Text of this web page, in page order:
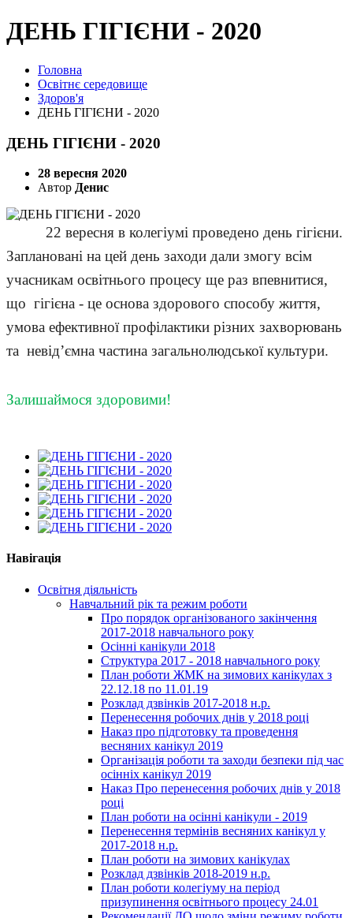
ДЕНЬ ГІГІЄНИ - 2020
Головна
Освітнє середовище
Здоров'я
ДЕНЬ ГІГІЄНИ - 2020
ДЕНЬ ГІГІЄНИ - 2020
28 вересня 2020
Автор Денис
22 вересня в колегіумі проведено день гігієни.
Заплановані на цей день заходи дали змогу всім
учасникам освітнього процесу ще раз впевнитися,
що гігієна - це основа здорового способу життя,
умова ефективної профілактики різних захворювань
та невід’ємна частина загальнолюдської культури.
Залишаймося здоровими!
Навігація
Освітня діяльність
Навчальний рік та режим роботи
Про порядок організованого закінчення
2017-2018 навчального року
Осінні канікули 2018
Структура 2017 - 2018 навчального року
План роботи ЖМК на зимових канікулах з
22.12.18 по 11.01.19
Розклад дзвінків 2017-2018 н.р.
Перенесення робочих днів у 2018 році
Наказ про підготовку та проведення
весняних канікул 2019
Організація роботи та заходи безпеки під час
осінніх канікул 2019
Наказ Про перенесення робочих днів у 2018
році
План роботи на осінні канікули - 2019
Перенесення термінів весняних канікул у
2017-2018 н.р.
План роботи на зимових канікулах
Розклад дзвінків 2018-2019 н.р.
План роботи колегіуму на період
призупинення освітнього процесу 24.01